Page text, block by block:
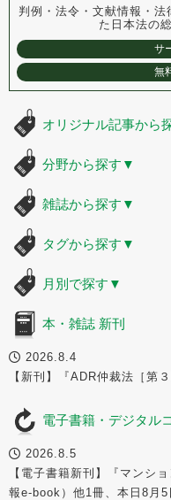
判例・法令・文献情報・
た 日本法の
サ
無
オリジナル記事から
分野から探す ▼
雑誌から探す ▼
タグから探す ▼
月別で探す ▼
本・雑誌 新刊
2026.8.4
【新刊】『ADR仲裁法［第
電子書籍・デジタル
2026.8.5
【電子書籍新刊】『マンシ
報e-book）他1冊、本日8月5